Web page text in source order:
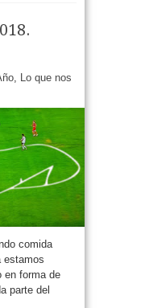
, Lo que nos
comida
estamos
en forma de
parte del